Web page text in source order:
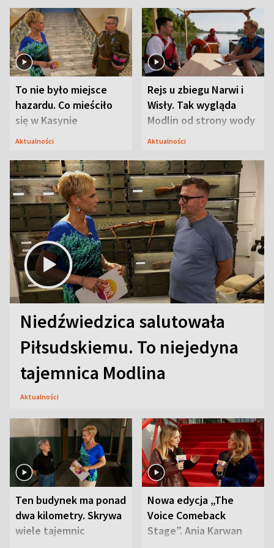
To nie było miejsce
hazardu. Co mieściło
się w Kasynie
Oficerskim?
Aktualności
Rejs u zbiegu Narwi i
Wisły. Tak wygląda
Modlin od strony wody
Aktualności
Niedźwiedzica salutowała
Piłsudskiemu. To niejedyna
tajemnica Modlina
Aktualności
Ten budynek ma ponad
dwa kilometry. Skrywa
wiele tajemnic
Nowa edycja „The
Voice Comeback
Stage”. Ania Karwan